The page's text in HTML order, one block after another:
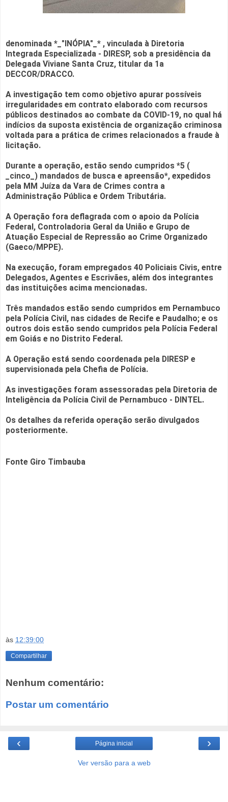
denominada *_"INÓPIA"_* , vinculada à Diretoria
Integrada Especializada - DIRESP, sob a presidência da
Delegada Viviane Santa Cruz, titular da 1a
DECCOR/DRACCO.
A investigação tem como objetivo apurar possíveis
irregularidades em contrato elaborado com recursos
públicos destinados ao combate da COVID-19, no qual há
indícios da suposta existência de organização criminosa
voltada para a prática de crimes relacionados a fraude à
licitação.
Durante a operação, estão sendo cumpridos *5 (
_cinco_) mandados de busca e apreensão*, expedidos
pela MM Juíza da Vara de Crimes contra a
Administração Pública e Ordem Tributária.
A Operação fora deflagrada com o apoio da Polícia
Federal, Controladoria Geral da União e Grupo de
Atuação Especial de Repressão ao Crime Organizado
(Gaeco/MPPE).
Na execução, foram empregados 40 Policiais Civis, entre
Delegados, Agentes e Escrivães, além dos integrantes
das instituições acima mencionadas.
Três mandados estão sendo cumpridos em Pernambuco
pela Polícia Civil, nas cidades de Recife e Paudalho; e os
outros dois estão sendo cumpridos pela Polícia Federal
em Goiás e no Distrito Federal.
A Operação está sendo coordenada pela DIRESP e
supervisionada pela Chefia de Polícia.
As investigações foram assessoradas pela Diretoria de
Inteligência da Polícia Civil de Pernambuco - DINTEL.
Os detalhes da referida operação serão divulgados
posteriormente.
Fonte Giro Timbauba
às 12:39:00
Compartilhar
Nenhum comentário:
Postar um comentário
‹ ›
Página inicial
Ver versão para a web